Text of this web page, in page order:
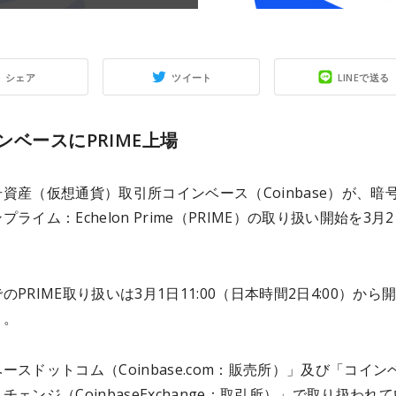
シェア ツイート LINEで送る
ベースにPRIME上場
産（仮想通貨）取引所コインベース（Coinbase）が、暗
ライム：Echelon Prime（PRIME）の取り扱い開始を3月
PRIME取り扱いは3月1日11:00（日本時間2日4:00）から
スドットコム（Coinbase.com：販売所）」及び「コイン